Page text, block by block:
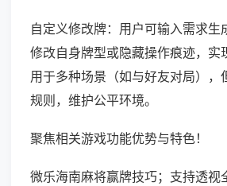
自定义修改牌：用户可输入需求生
修改自身牌型或隐藏操作痕迹，实
用于多种场景（如与好友对局），
规则，维护公平环境。
聚焦相关游戏功能优势与特色！
微乐海南麻将赢牌技巧；支持透视